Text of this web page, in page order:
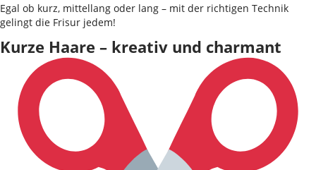
Egal ob kurz, mittellang oder lang – mit der richtigen Technik
gelingt die Frisur jedem!
Kurze Haare – kreativ und charmant